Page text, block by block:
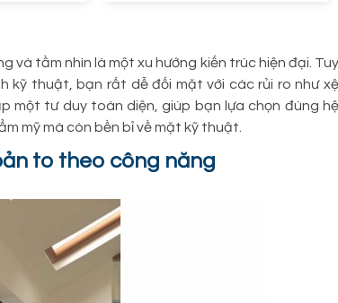
và tầm nhìn là một xu hướng kiến trúc hiện đại. Tuy
kỹ thuật, bạn rất dễ đối mặt với các rủi ro như xệ
một tư duy toàn diện, giúp bạn lựa chọn đúng hệ
mỹ mà còn bền bỉ về mặt kỹ thuật.
to theo công năng